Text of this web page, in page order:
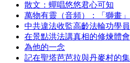
散文：蟬唱悠悠君心可知
萬物有靈（音頻）：「獅畫
中共違法收監高齡法輪功學
在景點洪法講真相的修煉體會
為他的一念
記在聖塔芭芭拉與丹麥村的